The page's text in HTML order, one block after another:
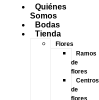
Quiénes
Somos
Bodas
Tienda
Flores
Ramos
de
flores
Centros
de
flores